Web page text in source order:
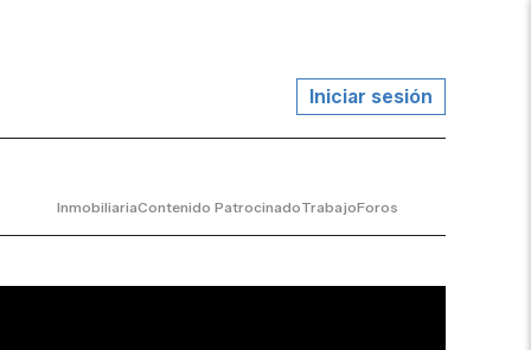
Iniciar sesión
InmobiliariaContenido PatrocinadoTrabajoForos